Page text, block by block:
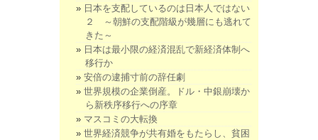
日本を支配しているのは日本人ではない
２ ～朝鮮の支配階級が幾層にも逃れて
きた～
日本は最小限の経済混乱で新経済体制へ
移行か
安倍の逮捕寸前の辞任劇
世界規模の企業倒産。ドル・中銀崩壊か
ら新秩序移行への序章
マスコミの大転換
世界経済競争が共有婚をもたらし、貧困